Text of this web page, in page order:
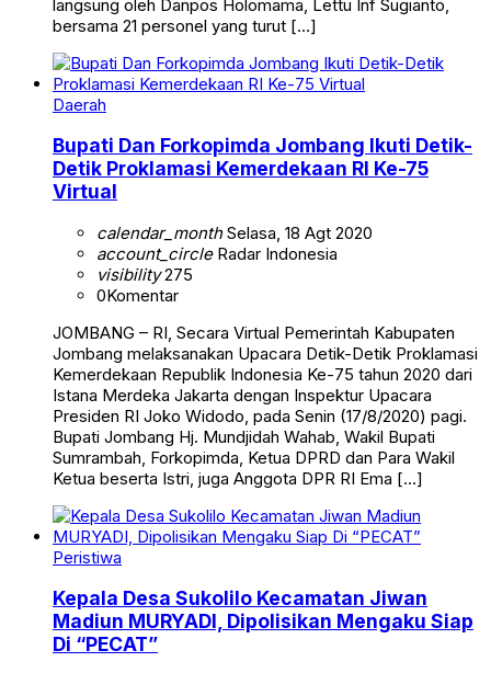
langsung oleh Danpos Holomama, Lettu Inf Sugianto,
bersama 21 personel yang turut […]
Daerah
Bupati Dan Forkopimda Jombang Ikuti Detik-
Detik Proklamasi Kemerdekaan RI Ke-75
Virtual
calendar_monthSelasa, 18 Agt 2020
account_circleRadar Indonesia
visibility275
0Komentar
JOMBANG – RI, Secara Virtual Pemerintah Kabupaten
Jombang melaksanakan Upacara Detik-Detik Proklamasi
Kemerdekaan Republik Indonesia Ke-75 tahun 2020 dari
Istana Merdeka Jakarta dengan Inspektur Upacara
Presiden RI Joko Widodo, pada Senin (17/8/2020) pagi.
Bupati Jombang Hj. Mundjidah Wahab, Wakil Bupati
Sumrambah, Forkopimda, Ketua DPRD dan Para Wakil
Ketua beserta Istri, juga Anggota DPR RI Ema […]
Peristiwa
Kepala Desa Sukolilo Kecamatan Jiwan
Madiun MURYADI, Dipolisikan Mengaku Siap
Di “PECAT”